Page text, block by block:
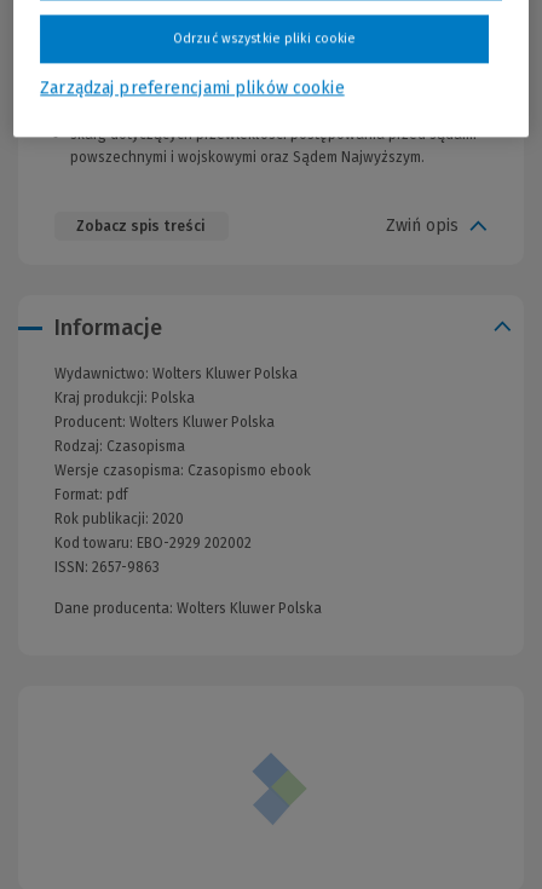
spraw z zakresu prawa publicznego, w tym spraw z zakresu
ochrony konkurencji, regulacji energetyki, telekomunikacji i
transportu kolejowego,
spraw, w których złożono odwołanie od decyzji
skarg dotyczących przewlekłości postępowania przed sądami
powszechnymi i wojskowymi oraz Sądem Najwyższym.
Zobacz spis treści Zwiń opis
Informacje
Wydawnictwo: Wolters Kluwer Polska
Kraj produkcji: Polska
Producent: Wolters Kluwer Polska
Rodzaj: Czasopisma
Wersje czasopisma: Czasopismo ebook
Format: pdf
Rok publikacji: 2020
Kod towaru: EBO-2929 202002
ISSN: 2657-9863
Dane producenta: Wolters Kluwer Polska
Zarządzaj preferencjami plików cookie
Odrzuć wszystkie pliki cookie